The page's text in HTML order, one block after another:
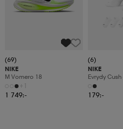
(69)
NIKE
M Vomero 18
+1
1 749:-
(6)
NIKE
Evrydy
179:-